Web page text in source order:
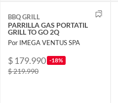
BBQ GRILL
PARRILLA GAS PORTATIL
GRILL TO GO 2Q
Por IMEGA VENTUS SPA
$ 179.990 -18%
$ 219.990